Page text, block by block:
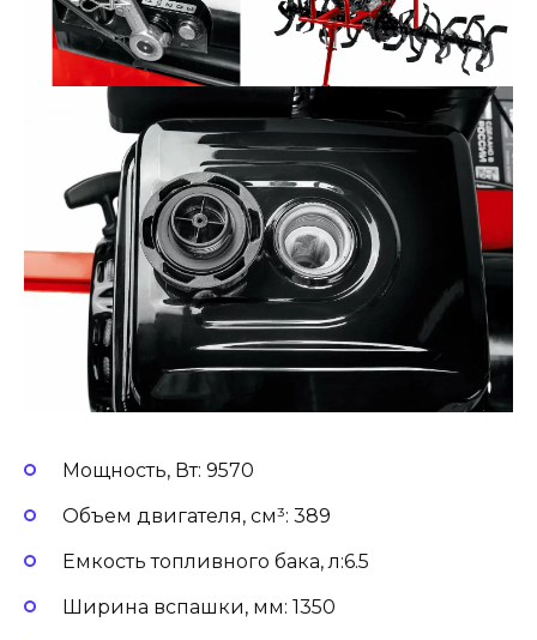
Мощность, Вт: 9570
Объем двигателя, см³: 389
Емкость топливного бака, л:6.5
Ширина вспашки, мм: 1350